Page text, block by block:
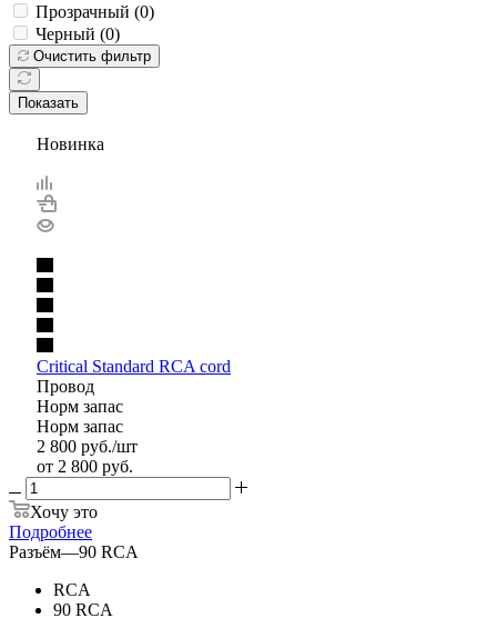
Прозрачный (0)
Черный (0)
Очистить фильтр
Показать
Новинка
Critical Standard RCA cord
Провод
Норм запас
Норм запас
2 800 руб./шт
от 2 800 руб.
Хочу это
Подробнее
Разъём—90 RCA
RCA
90 RCA